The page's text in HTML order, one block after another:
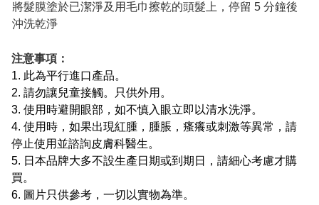
將髮膜塗於已潔淨及用毛巾擦乾的頭髮上，停留 5 分鐘後
沖洗乾淨
注意事項：
1. 此為平行進口產品。
2. 請勿讓兒童接觸。只供外用。
3. 使用時避開眼部，如不慎入眼立即以清水洗淨。
4. 使用時，如果出現紅腫，腫脹，瘙癢或刺激等異常，請
停止使用並諮詢皮膚科醫生。
5. 日本品牌大多不設生產日期或到期日，請細心考慮才購
買。
6. 圖片只供參考，一切以實物為準。